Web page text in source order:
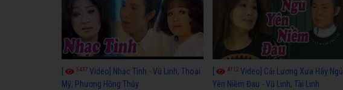
3437 Video] Nhạc Tình - Vũ Linh, Thoại
Mỹ, Phương Hồng Thủy
4112 Video] Cải Lương Xưa Hãy Ngủ
Yên Niềm Đau - Vũ Linh, Tài Linh